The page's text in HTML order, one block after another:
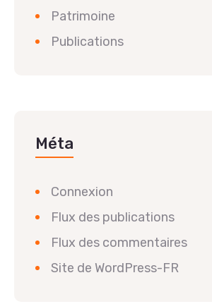
Patrimoine
Publications
Méta
Connexion
Flux des publications
Flux des commentaires
Site de WordPress-FR